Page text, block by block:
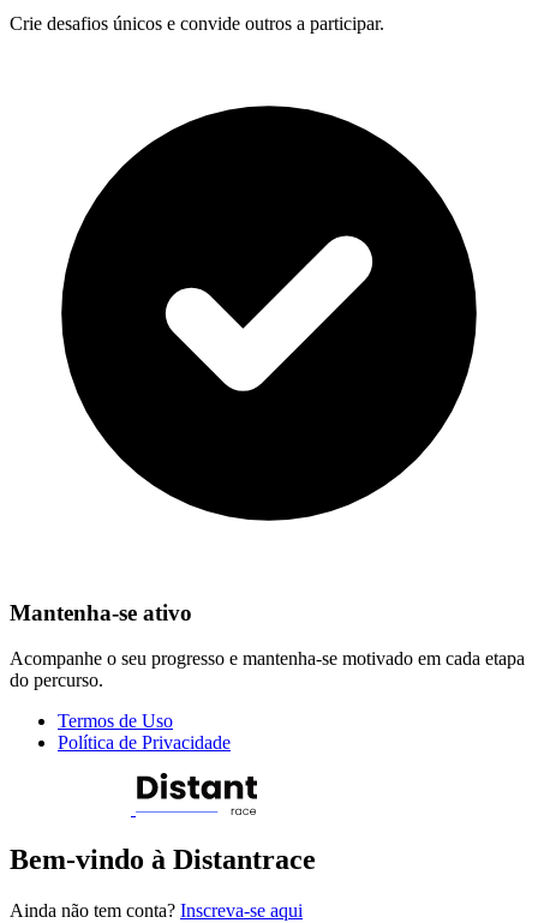
Crie desafios únicos e convide outros a participar.
Mantenha-se ativo
Acompanhe o seu progresso e mantenha-se motivado em cada etapa
do percurso.
Termos de Uso
Política de Privacidade
Bem-vindo à Distantrace
Ainda não tem conta? Inscreva-se aqui